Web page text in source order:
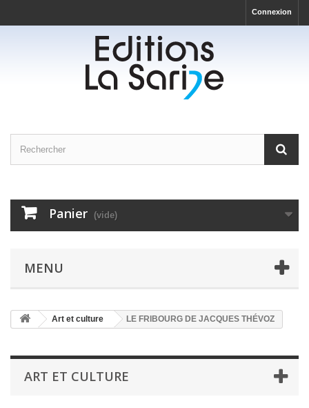
Connexion
Panier (vide)
MENU
Art et culture LE FRIBOURG DE JACQUES THÉVOZ
ART ET CULTURE